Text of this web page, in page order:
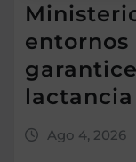
entornos
Ago 4, 2026